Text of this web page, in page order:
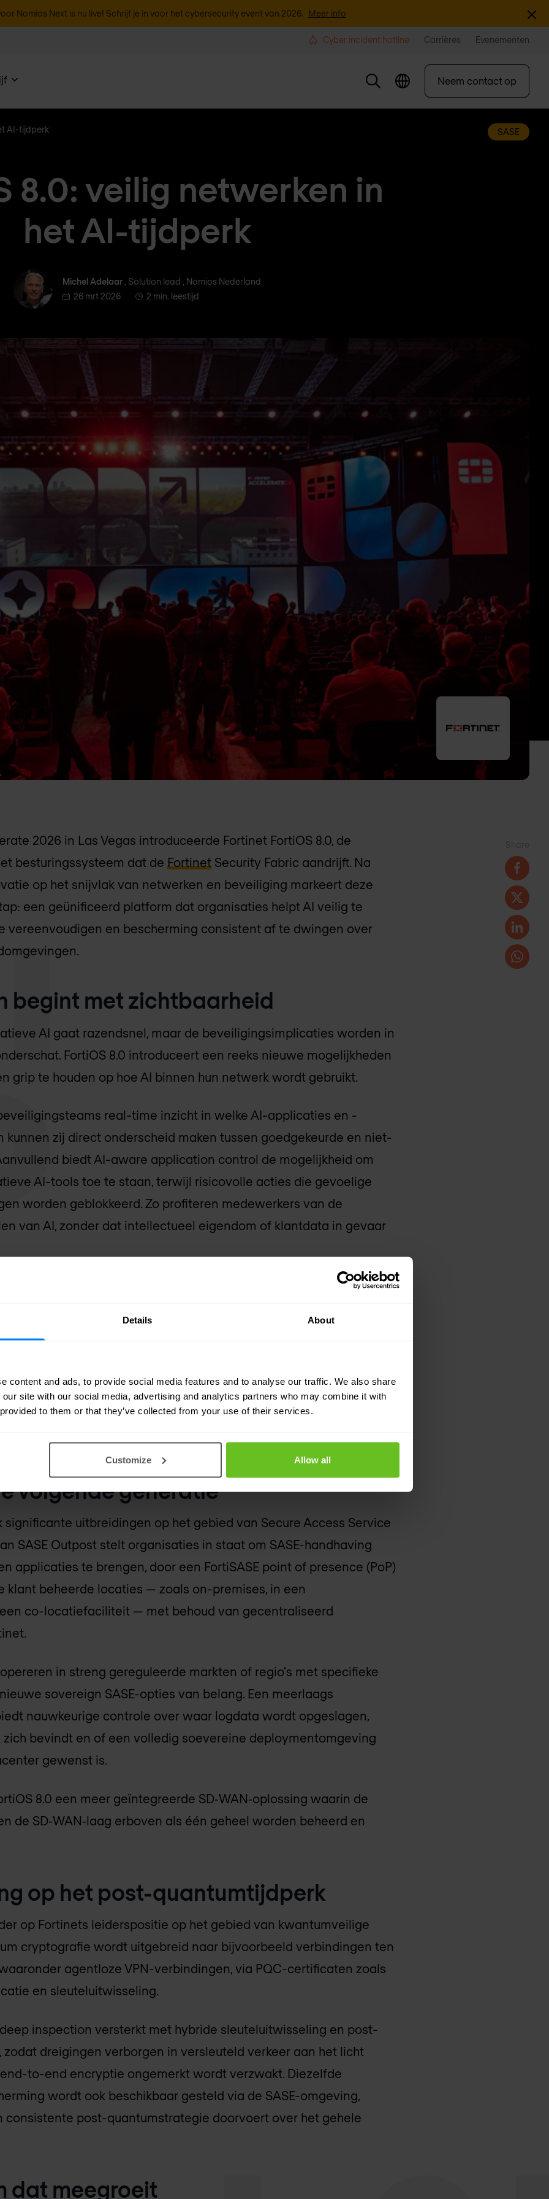
Details About
content and ads, to provide social media features and to analyse our traffic. We also share
site with our social media, advertising and analytics partners who may combine it with
to them or that they’ve collected from your use of their services.
Customize Allow all
Nomios Next is nu live! Schrijf je in voor het cybersecurity event van 2026. Meer info
Cyber incident hotline Carrières Evenementen
Neem contact op
AI-tijdperk SASE
8.0: veilig netwerken in
het AI-tijdperk
Michel Adelaar
Michel Adelaar , Solution lead , Nomios Nederland
26 mrt 2026
2 min. leestijd
2026 in Las Vegas introduceerde Fortinet FortiOS 8.0, de
besturingssysteem dat de Fortinet Security Fabric aandrijft. Na
op het snijvlak van netwerken en beveiliging markeert deze
een geünificeerd platform dat organisaties helpt AI veilig te
vereenvoudigen en bescherming consistent af te dwingen over
begint met zichtbaarheid
AI gaat razendsnel, maar de beveiligingsimplicaties worden in
FortiOS 8.0 introduceert een reeks nieuwe mogelijkheden
grip te houden op hoe AI binnen hun netwerk wordt gebruikt.
real-time inzicht in welke AI-applicaties en -
kunnen zij direct onderscheid maken tussen goedgekeurde en niet-
biedt AI-aware application control de mogelijkheid om
AI-tools toe te staan, terwijl risicovolle acties die gevoelige
worden geblokkeerd. Zo profiteren medewerkers van de
van AI, zonder dat intellectueel eigendom of klantdata in gevaar
uitgebreide zichtbaarheid toegevoegd op Model Context
tools die traditioneel buiten het blikveld van beveiligingsteams
uitgebreid met optische tekenherkenning (OCR),
die verborgen zit in afbeeldingen, scans en screenshots
— een veelgebruikt lek dat traditionele tekstgebaseerde
volgende generatie
significante uitbreidingen op het gebied van Secure Access Service
SASE Outpost stelt organisaties in staat om SASE-handhaving
applicaties te brengen, door een FortiSASE point of presence (PoP)
klant beheerde locaties — zoals on-premises, in een
co-locatiefaciliteit — met behoud van gecentraliseerd
in streng gereguleerde markten of regio's met specifieke
sovereign SASE-opties van belang. Een meerlaags
nauwkeurige controle over waar logdata wordt opgeslagen,
bevindt en of een volledig soevereine deploymentomgeving
gewenst is.
8.0 een meer geïntegreerde SD‑WAN‑oplossing waarin de
de SD‑WAN‑laag erboven als één geheel worden beheerd en
op het post-quantumtijdperk
op Fortinets leiderspositie op het gebied van kwantumveilige
cryptografie wordt uitgebreid naar bijvoorbeeld verbindingen ten
agentloze VPN-verbindingen, via PQC-certificaten zoals
en sleuteluitwisseling.
inspection versterkt met hybride sleuteluitwisseling en post-
dreigingen verborgen in versleuteld verkeer aan het licht
to-end encryptie ongemerkt wordt verzwakt. Diezelfde
wordt ook beschikbaar gesteld via de SASE-omgeving,
consistente post-quantumstrategie doorvoert over het gehele
dat meegroeit